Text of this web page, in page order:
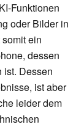
Funktionen
oder Bilder in
ein
dessen
ist. Dessen
ist aber
leider dem